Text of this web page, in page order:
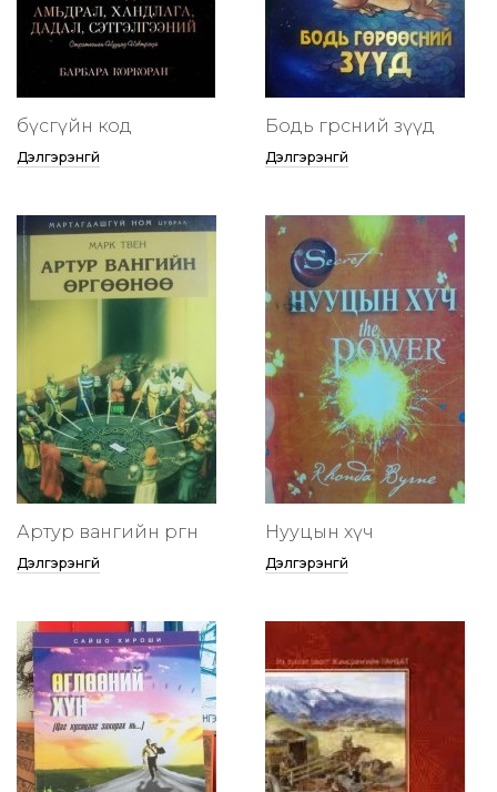
бүсгүйн код
Дэлгэрэнгүй
Бодь гөрөөсний зүүд
Дэлгэрэнгүй
Артур вангийн өргөөнөө
Дэлгэрэнгүй
Нууцын хүч
Дэлгэрэнгүй